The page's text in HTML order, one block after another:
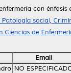
con
Patología social,
Ciencias de
Email
NO